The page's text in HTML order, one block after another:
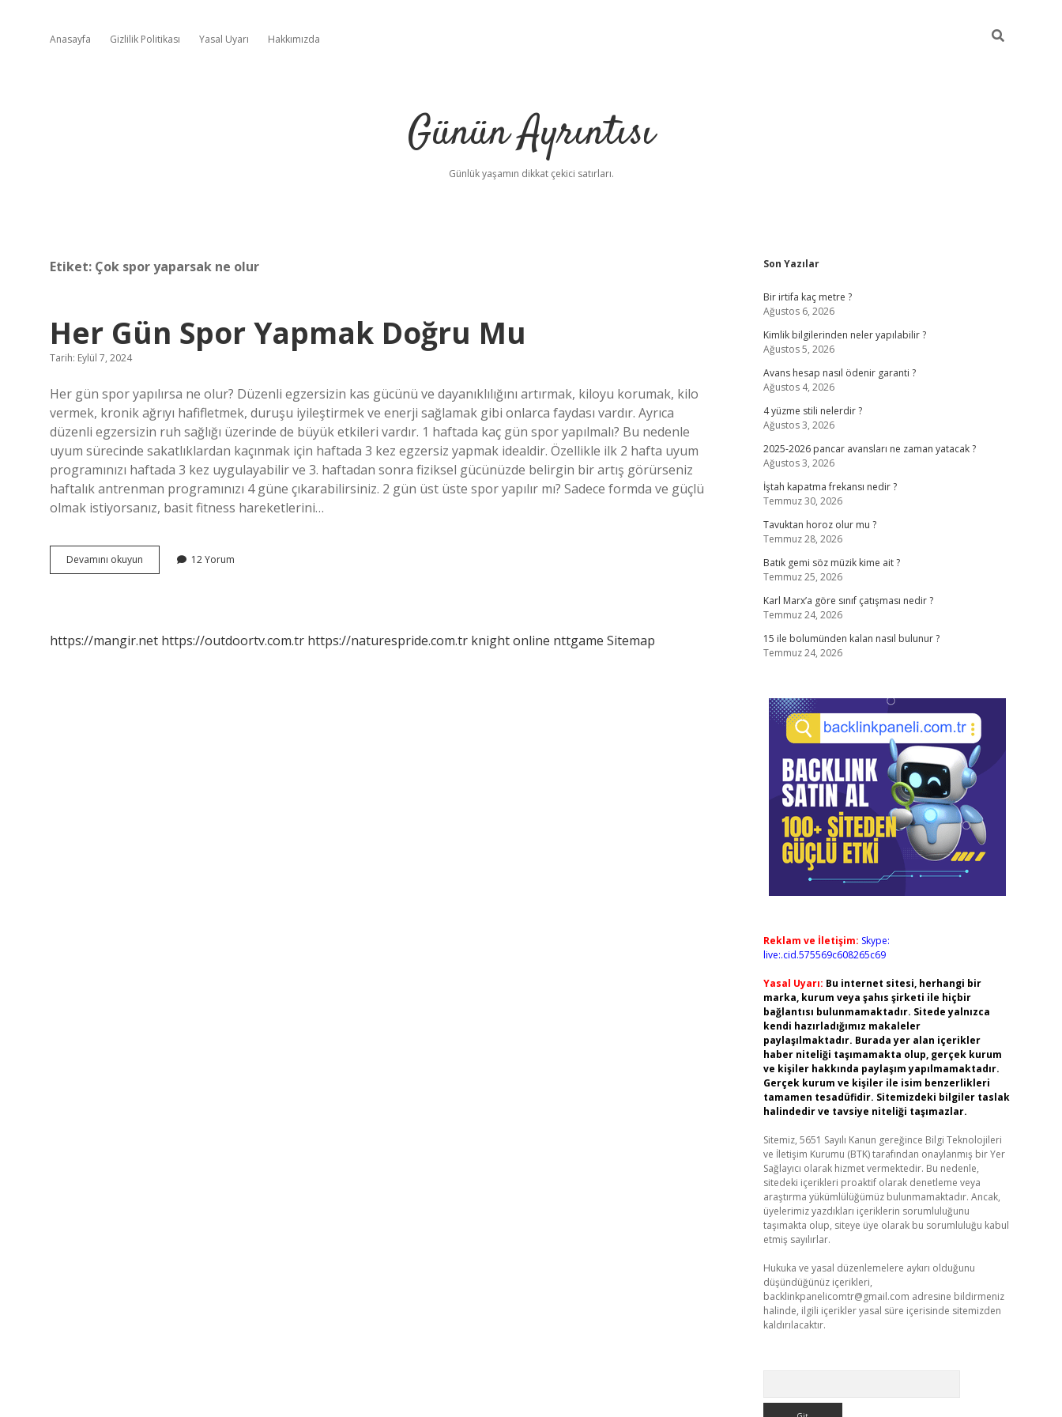
Anasayfa Gizlilik Politikası Yasal Uyarı Hakkımızda
Günün Ayrıntısı
Günlük yaşamın dikkat çekici satırları.
Etiket: Çok spor yaparsak ne olur
Her Gün Spor Yapmak Doğru Mu
Tarih: Eylül 7, 2024
Her gün spor yapılırsa ne olur? Düzenli egzersizin kas gücünü ve dayanıklılığını artırmak, kiloyu korumak, kilo
vermek, kronik ağrıyı hafifletmek, duruşu iyileştirmek ve enerji sağlamak gibi onlarca faydası vardır. Ayrıca
düzenli egzersizin ruh sağlığı üzerinde de büyük etkileri vardır. 1 haftada kaç gün spor yapılmalı? Bu nedenle
uyum sürecinde sakatlıklardan kaçınmak için haftada 3 kez egzersiz yapmak idealdir. Özellikle ilk 2 hafta uyum
programınızı haftada 3 kez uygulayabilir ve 3. haftadan sonra fiziksel gücünüzde belirgin bir artış görürseniz
haftalık antrenman programınızı 4 güne çıkarabilirsiniz. 2 gün üst üste spor yapılır mı? Sadece formda ve güçlü
olmak istiyorsanız, basit fitness hareketlerini…
Devamını okuyun
Gün
12 Yorum
https://mangir.net https://outdoortv.com.tr https://naturespride.com.tr knight online nttgame Sitemap
Sidebar
Son Yazılar
Bir irtifa kaç metre ?
Ağustos 6, 2026
Kimlik bilgilerinden neler yapılabilir ?
Ağustos 5, 2026
Avans hesap nasıl ödenir garanti ?
Ağustos 4, 2026
4 yüzme stili nelerdir ?
Ağustos 3, 2026
2025-2026 pancar avansları ne zaman yatacak ?
Ağustos 3, 2026
İştah kapatma frekansı nedir ?
Temmuz 30, 2026
Tavuktan horoz olur mu ?
Temmuz 28, 2026
Batık gemi söz müzik kime ait ?
Temmuz 25, 2026
Karl Marx’a göre sınıf çatışması nedir ?
Temmuz 24, 2026
15 ile bolumünden kalan nasıl bulunur ?
Temmuz 24, 2026
Reklam ve İletişim: Skype:
live:.cid.575569c608265c69
Yasal Uyarı: Bu internet sitesi, herhangi bir
marka, kurum veya şahıs şirketi ile hiçbir
bağlantısı bulunmamaktadır. Sitede yalnızca
kendi hazırladığımız makaleler
paylaşılmaktadır. Burada yer alan içerikler
haber niteliği taşımamakta olup, gerçek kurum
ve kişiler hakkında paylaşım yapılmamaktadır.
Gerçek kurum ve kişiler ile isim benzerlikleri
tamamen tesadüfidir. Sitemizdeki bilgiler taslak
halindedir ve tavsiye niteliği taşımazlar.
Sitemiz, 5651 Sayılı Kanun gereğince Bilgi Teknolojileri
ve İletişim Kurumu (BTK) tarafından onaylanmış bir Yer
Sağlayıcı olarak hizmet vermektedir. Bu nedenle,
sitedeki içerikleri proaktif olarak denetleme veya
araştırma yükümlülüğümüz bulunmamaktadır. Ancak,
üyelerimiz yazdıkları içeriklerin sorumluluğunu
taşımakta olup, siteye üye olarak bu sorumluluğu kabul
etmiş sayılırlar.
Hukuka ve yasal düzenlemelere aykırı olduğunu
düşündüğünüz içerikleri,
backlinkpanelicomtr@gmail.com adresine bildirmeniz
halinde, ilgili içerikler yasal süre içerisinde sitemizden
kaldırılacaktır.